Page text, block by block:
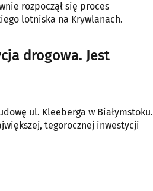
rozpoczął się proces
lotniska na Krywlanach.
drogowa. Jest
ul. Kleeberga w Białymstoku.
tegorocznej inwestycji